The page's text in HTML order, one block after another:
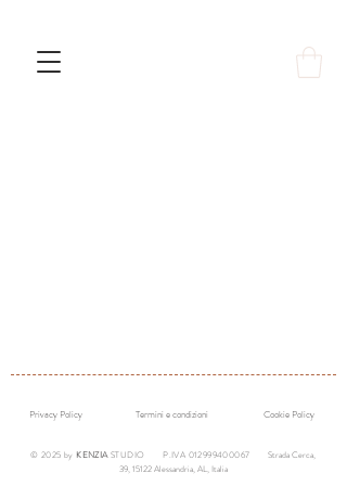
Privacy Policy Termini e condizioni Cookie Policy
© 2025 byKENZIASTUDIO P.IVA 012999400067
Strada Cerca,
39, 15122 Alessandria, AL, Italia